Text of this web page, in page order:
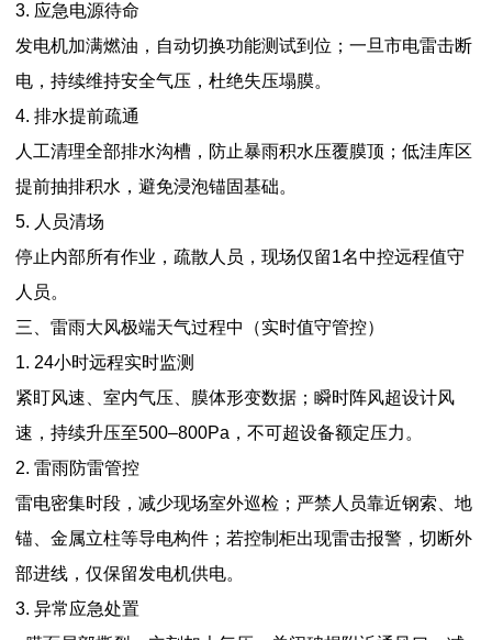
3. 应急电源待命
发电机加满燃油，自动切换功能测试到位；一旦市电雷击断
电，持续维持安全气压，杜绝失压塌膜。
4. 排水提前疏通
人工清理全部排水沟槽，防止暴雨积水压覆膜顶；低洼库区
提前抽排积水，避免浸泡锚固基础。
5. 人员清场
停止内部所有作业，疏散人员，现场仅留1名中控远程值守
人员。
三、雷雨大风极端天气过程中（实时值守管控）
1. 24小时远程实时监测
紧盯风速、室内气压、膜体形变数据；瞬时阵风超设计风
速，持续升压至500–800Pa，不可超设备额定压力。
2. 雷雨防雷管控
雷电密集时段，减少现场室外巡检；严禁人员靠近钢索、地
锚、金属立柱等导电构件；若控制柜出现雷击报警，切断外
部进线，仅保留发电机供电。
3. 异常应急处置